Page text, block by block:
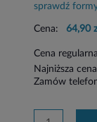
sprawdź
Cena: 64,90
Cena
Najniższa
Zamów